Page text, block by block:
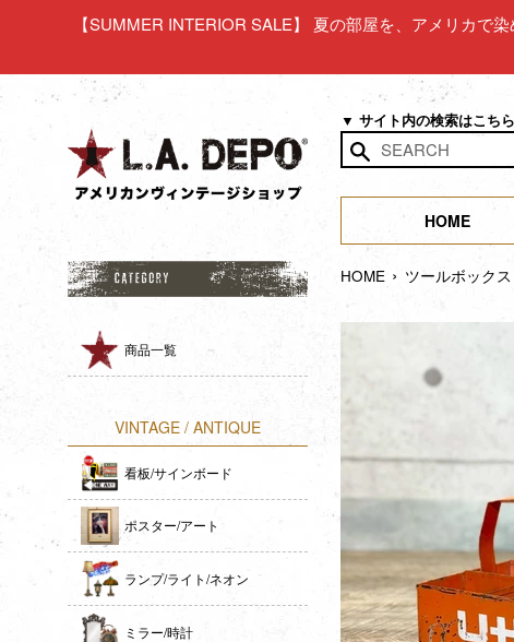
【SUMMER INTERIOR SALE】 夏の部屋を、アメリカで
▼ サイト内の検索はこち
検
索
る
HOME
商品一覧
VINTAGE / ANTIQUE
看板/サインボード
ポスター/アート
ランプ/ライト/ネオン
ミラー/時計
HOME › ツールボック